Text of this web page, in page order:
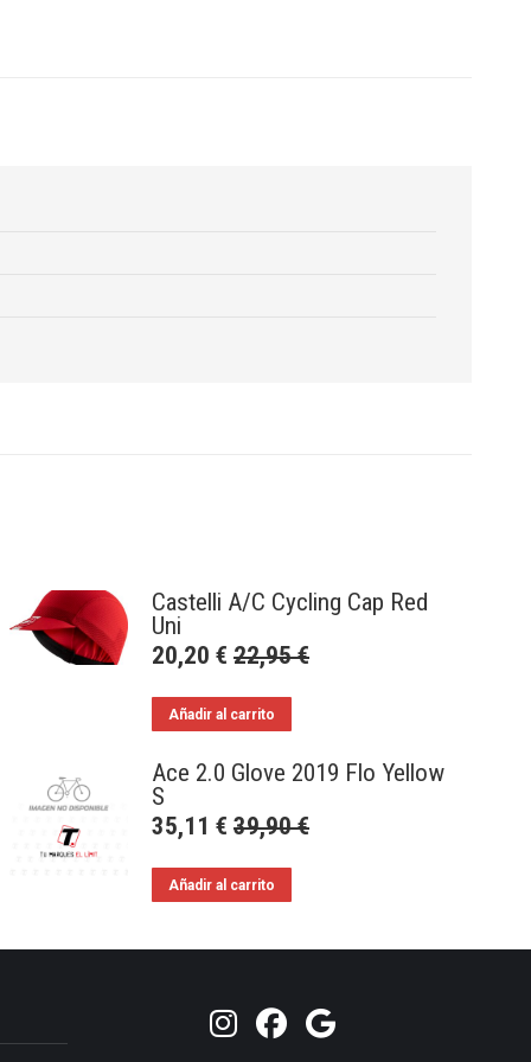
Castelli A/C Cycling Cap Red
Uni
20,20€ 22,95€
Añadir al carrito
Ace 2.0 Glove 2019 Flo Yellow
S
35,11€ 39,90€
Añadir al carrito